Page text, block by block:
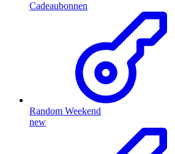
Cadeaubonnen
Random Weekend
new